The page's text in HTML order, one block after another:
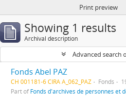
Print preview
Showing 1 results
Archival description
Advanced search
Fonds Abel PAZ
CH 001181-6 CIRA A_062_PAZ Fonds
Part ofFonds d'archives de personnes et